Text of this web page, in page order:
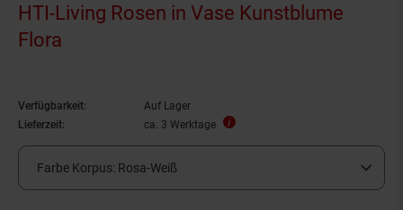
HTI-Living Rosen in Vase Kunstblume
Flora
Verfügbarkeit:
Auf Lager
Lieferzeit:
ca. 3 Werktage
Farbe Korpus: Rosa-Weiß